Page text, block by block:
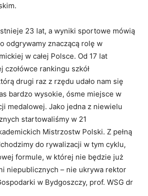
23 lat, a wyniki sportowe mówią
odgrywamy znaczącą rolę w
w całej Polsce. Od 17 lat
czołówce rankingu szkół
drugi raz z rzędu udało nam się
bardzo wysokie, ósme miejsce w
medalowej. Jako jedna z niewielu
startowaliśmy w 21
Mistrzostw Polski. Z pełną
do rywalizacji w tym cyklu,
formule, w której nie będzie już
niepublicznych – nie ukrywa rektor
w Bydgoszczy, prof. WSG dr